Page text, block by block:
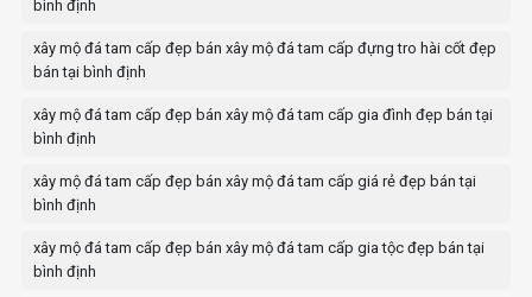
bình định
xây mộ đá tam cấp đẹp bán xây mộ đá tam cấp đựng tro hài cốt đẹp
bán tại bình định
xây mộ đá tam cấp đẹp bán xây mộ đá tam cấp gia đình đẹp bán tại
bình định
xây mộ đá tam cấp đẹp bán xây mộ đá tam cấp giá rẻ đẹp bán tại
bình định
xây mộ đá tam cấp đẹp bán xây mộ đá tam cấp gia tộc đẹp bán tại
bình định